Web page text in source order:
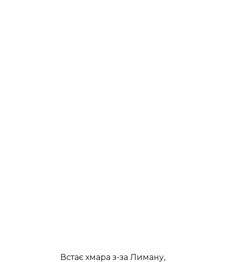
Встає хмара з-за Лиману,